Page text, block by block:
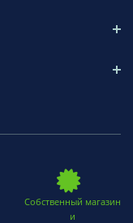
Собственный магазин
и